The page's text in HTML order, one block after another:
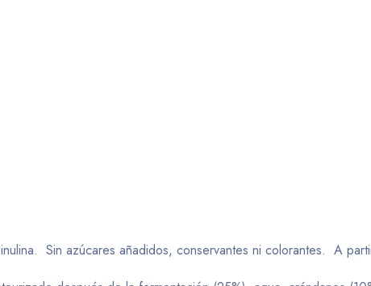
Sin azúcares añadidos, conservantes ni colorantes. A